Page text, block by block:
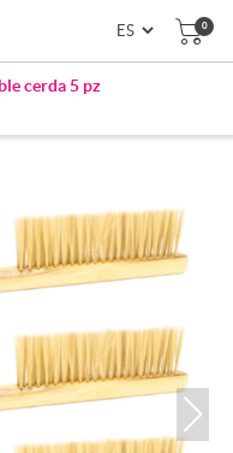
0
cerda 5 pz